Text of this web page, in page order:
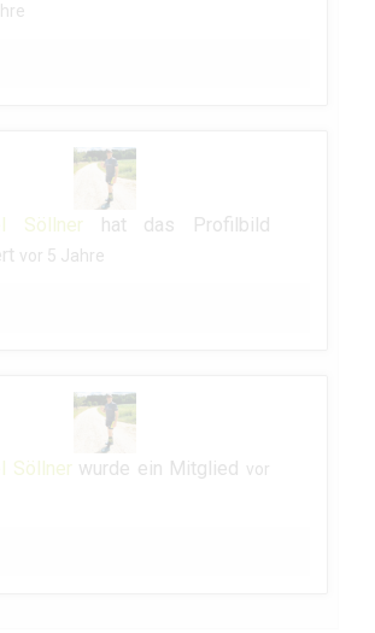
Söllnerhat das Profilbild
vor 5 Jahre
Söllnerwurde ein Mitglied vor